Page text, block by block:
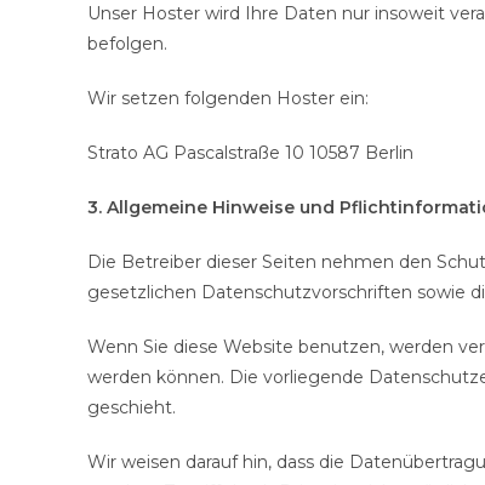
Unser Hoster wird Ihre Daten nur insoweit
befolgen.
Wir setzen folgenden Hoster ein:
Strato AG Pascalstraße 10 10587 Berlin
3. Allgemeine Hinweise und
Die Betreiber dieser Seiten nehmen den
gesetzlichen Datenschutzvorschriften sowie
Wenn Sie diese Website benutzen, werden
werden können. Die vorliegende
geschieht.
Wir weisen darauf hin, dass die